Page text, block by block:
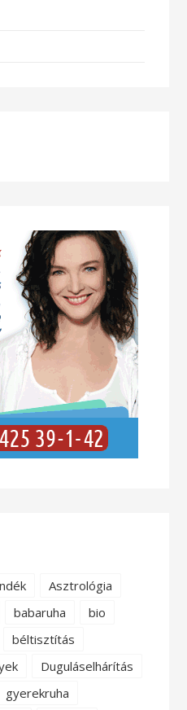
Asztrológia
babaruha
bio
béltisztítás
Duguláselhárítás
gyerekruha